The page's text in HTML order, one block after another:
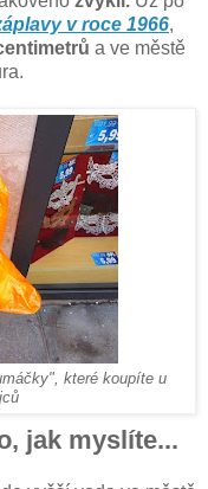
v roce 1966,
a ve městě
které koupíte u
jak myslíte...